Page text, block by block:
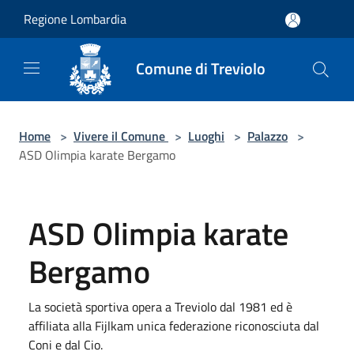
Regione Lombardia
Comune di Treviolo
Home > Vivere il Comune > Luoghi > Palazzo >
ASD Olimpia karate Bergamo
ASD Olimpia karate
Bergamo
La società sportiva opera a Treviolo dal 1981 ed è
affiliata alla Fijlkam unica federazione riconosciuta dal
Coni e dal Cio.